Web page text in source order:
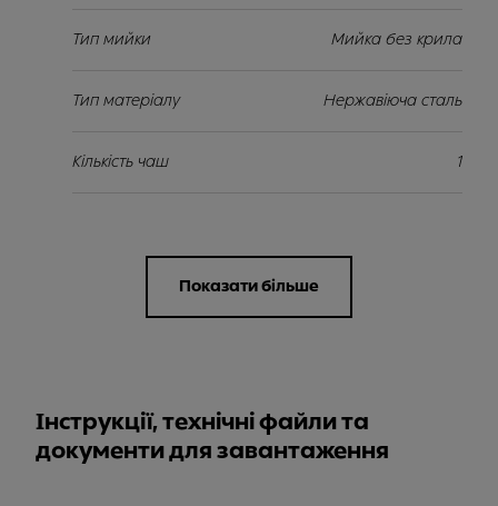
Тип мийки Мийка без крила
Тип матеріалу Нержавіюча сталь
Кількість чаш 1
Показати більше
Інструкції, технічні файли та
документи для завантаження